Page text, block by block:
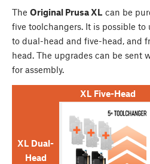
The Original Prusa XL can be
five toolchangers. It is possible
to dual-head and five-head, and
head. The upgrades can be sent
for assembly.
XL Five-Head
XL Dual-
Head